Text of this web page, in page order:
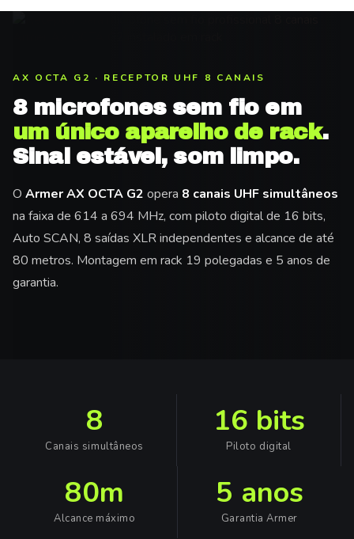
AX OCTA G2 · RECEPTOR UHF 8 CANAIS
8 microfones sem fio em
um único aparelho de rack.
Sinal estável, som limpo.
O Armer AX OCTA G2 opera 8 canais UHF simultâneos
na faixa de 614 a 694 MHz, com piloto digital de 16 bits,
Auto SCAN, 8 saídas XLR independentes e alcance de até
80 metros. Montagem em rack 19 polegadas e 5 anos de
garantia.
8
Canais simultâneos
16 bits
Piloto digital
80m
Alcance máximo
5 anos
Garantia Armer